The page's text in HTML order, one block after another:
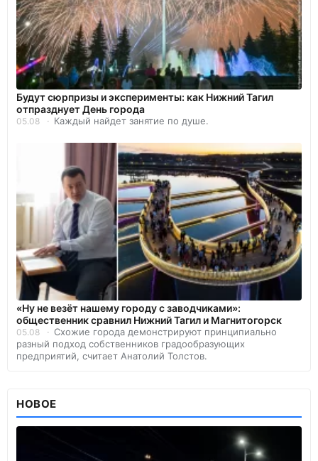
Будут сюрпризы и эксперименты: как Нижний Тагил
отпразднует День города
05.08 Каждый найдет занятие по душе.
«Ну не везёт нашему городу с заводчиками»:
общественник сравнил Нижний Тагил и Магнитогорск
05.08
Схожие города демонстрируют принципиально
разный подход собственников градообразующих
предприятий, считает Анатолий Толстов.
НОВОЕ